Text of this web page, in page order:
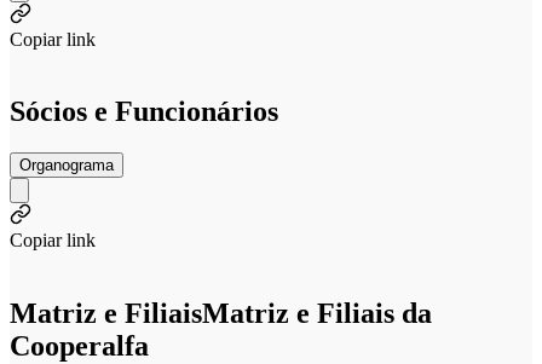
Copiar link
Sócios e Funcionários
Organograma
Copiar link
Matriz e FiliaisMatriz e Filiais da
Cooperalfa